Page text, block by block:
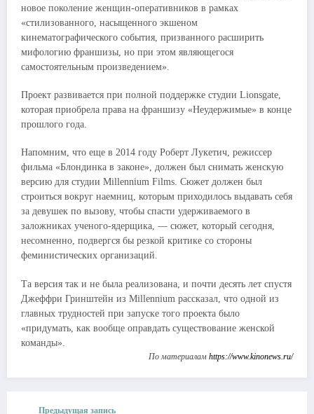
новое поколение женщин-оперативников в рамках
«стилизованного, насыщенного экшеном
кинематографического события, призванного расширить
мифологию франшизы, но при этом являющегося
самостоятельным произведением».
Проект развивается при полной поддержке студии Lionsgate,
которая приобрела права на франшизу «Неудержимые» в конце
прошлого года.
Напомним, что еще в 2014 году Роберт Лукетич, режиссер
фильма «Блондинка в законе», должен был снимать женскую
версию для студии Millennium Films. Сюжет должен был
строиться вокруг наемниц, которым приходилось выдавать себя
за девушек по вызову, чтобы спасти удерживаемого в
заложниках ученого-ядерщика, — сюжет, который сегодня,
несомненно, подвергся бы резкой критике со стороны
феминистических организаций.
Та версия так и не была реализована, и почти десять лет спустя
Джеффри Гринштейн из Millennium рассказал, что одной из
главных трудностей при запуске того проекта было
«придумать, как вообще оправдать существование женской
команды».
По материалам https://www.kinonews.ru/
Предыдущая запись